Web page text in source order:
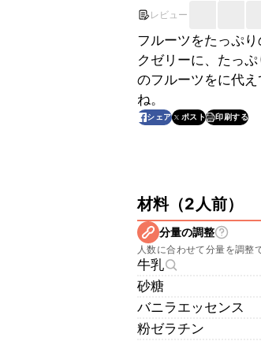
レビュー
フルーツをたっぷ
クゼリーに、たっ
のフルーツをに代
ね。
シェア ポスト 印刷する
材料（2人前）
分量の調整
人数に合わせて分量を調整
牛乳
砂糖
バニラエッセンス
粉ゼラチン